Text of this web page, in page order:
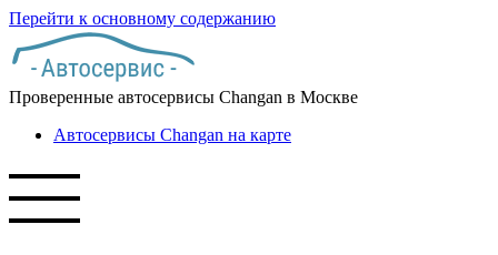
Перейти к основному содержанию
Проверенные автосервисы Changan в Москве
Автосервисы Changan на карте